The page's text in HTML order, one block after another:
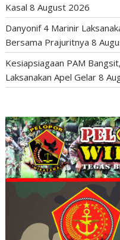
Kasal 8 August 2026
Danyonif 4 Marinir
Bersama Prajuritnya 8
Kesiapsiagaan PAM
Laksanakan Apel Gelar 8